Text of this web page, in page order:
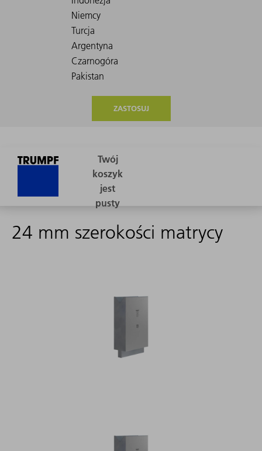
ZASTOSUJ
24 mm szerokości matrycy